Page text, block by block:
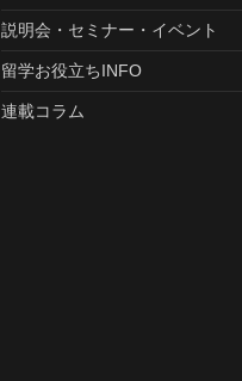
説明会・セミナー・イベント
留学お役立ちINFO
連載コラム